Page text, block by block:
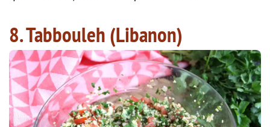
8. Tabbouleh (Libanon)